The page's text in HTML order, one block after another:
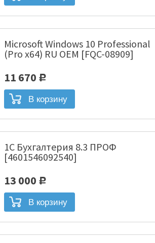
Microsoft Windows 10 Professional
(Pro x64) RU OEM [FQC-08909]
11 670 Р
1С Бухгалтерия 8.3 ПРОФ
[4601546092540]
13 000 Р